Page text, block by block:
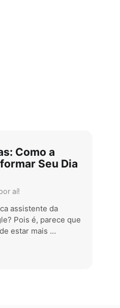
Como a
Seu Dia
aí!
assistente da
Pois é, parece que
estar mais …